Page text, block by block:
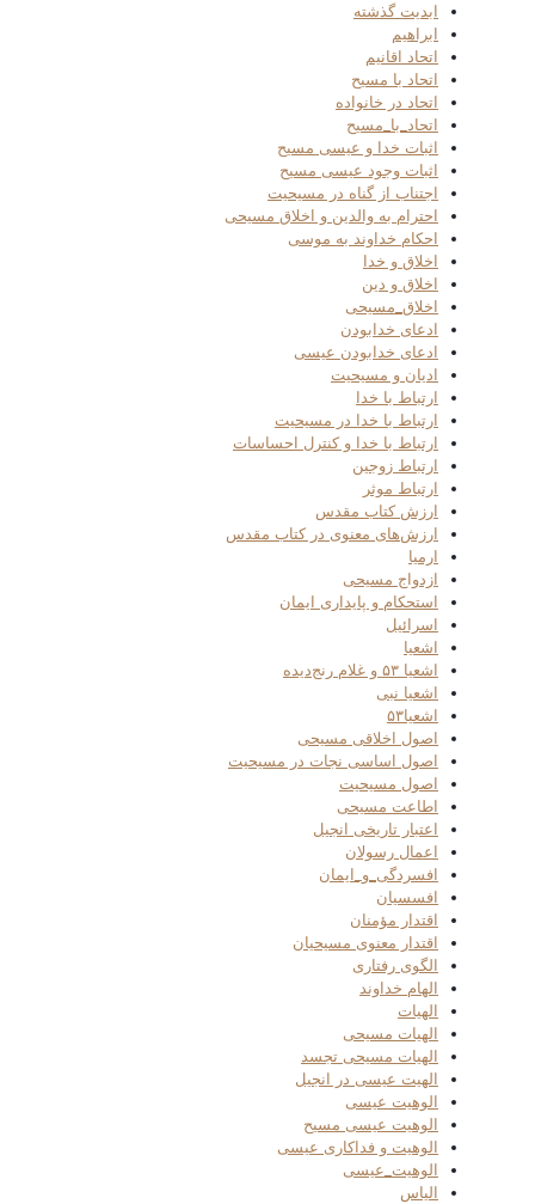
ابدیت گذشته
ابراهیم
اتحاد اقانیم
اتحاد با مسیح
اتحاد در خانواده
اتحاد_با_مسیح
اثبات خدا و عیسی مسیح
اثبات وجود عیسی مسیح
اجتناب از گناه در مسیحیت
احترام به والدین و اخلاق مسیحی
احکام خداوند به موسی
اخلاق و خدا
اخلاق و دین
اخلاق_مسیحی
ادعای خدابودن
ادعای خدابودن عیسی
ادیان و مسیحیت
ارتباط با خدا
ارتباط با خدا در مسیحیت
ارتباط با خدا و کنترل احساسات
ارتباط زوجین
ارتباط موثر
ارزش کتاب مقدس
ارزش‌های معنوی در کتاب مقدس
ارمیا
ازدواج مسیحی
استحکام و پایداری ایمان
اسرائیل
اشعیا
اشعیا ۵۳ و غلام رنج‌دیده
اشعیا نبی
اشعیا۵۳
اصول اخلاقی مسیحی
اصول اساسی نجات در مسیحیت
اصول مسیحیت
اطاعت مسیحی
اعتبار تاریخی انجیل
اعمال رسولان
افسردگی_و_ایمان
افسسیان
اقتدار مؤمنان
اقتدار معنوی مسیحیان
الگوی رفتاری
الهام خداوند
الهیات
الهیات مسیحی
الهیات مسیحی تجسد
الهیت عیسی در انجیل
الوهیت عیسی
الوهیت عیسی مسیح
الوهیت و فداکاری عیسی
الوهیت_عیسی
الیاس